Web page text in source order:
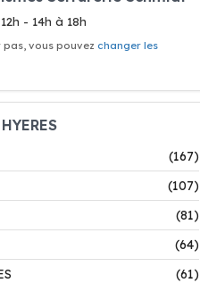
- 14h à 18h
vous pouvez changer les
(167)
(107)
(81)
(64)
(61)